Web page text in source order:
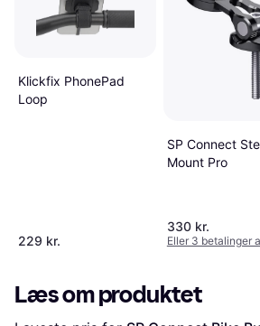
Klickfix PhonePad
Loop
229 kr.
SP Connect
Mount Pro
330 kr.
Eller 3 betalinger
Læs om produktet